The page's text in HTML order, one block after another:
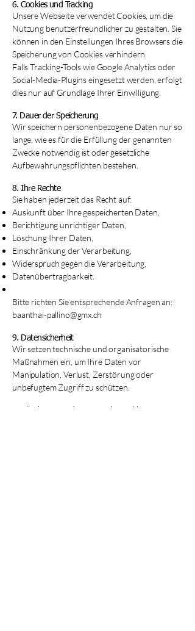
6. Cookies und Tracking
Unsere Webseite verwendet Cookies, um die
Nutzung benutzerfreundlicher zu gestalten. Sie
können in den Einstellungen Ihres Browsers die
Speicherung von Cookies verhindern.
Falls Tracking-Tools wie Google Analytics oder
Social-Media-Plugins eingesetzt werden, erfolgt
dies nur auf Grundlage Ihrer Einwilligung.
7. Dauer der Speicherung
Wir speichern personenbezogene Daten nur so
lange, wie es für die Erfüllung der genannten
Zwecke notwendig ist oder gesetzliche
Aufbewahrungspflichten bestehen.
8. Ihre Rechte
Sie haben jederzeit das Recht auf:
Auskunft über Ihre gespeicherten Daten,
Berichtigung unrichtiger Daten,
Löschung Ihrer Daten,
Einschränkung der Verarbeitung,
Widerspruch gegen die Verarbeitung,
Datenübertragbarkeit.
Bitte richten Sie entsprechende Anfragen an:
baanthai-pallino@gmx.ch
9. Datensicherheit
Wir setzen technische und organisatorische
Maßnahmen ein, um Ihre Daten vor
Manipulation, Verlust, Zerstörung oder
unbefugtem Zugriff zu schützen.